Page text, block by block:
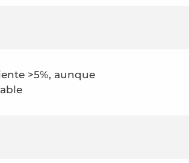
>5%, aunque